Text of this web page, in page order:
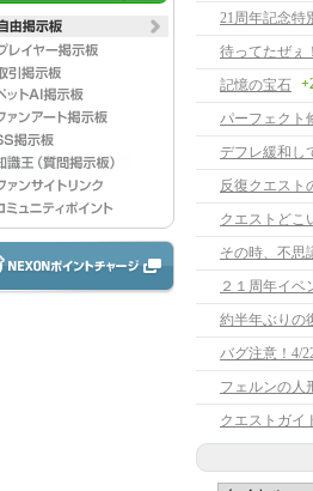
21周年記念特
待ってたぜぇ
記憶の宝石
パーフェクト
デフレ緩和し
クエストどこ
その時、不思
２１周年イベ
約半年ぶりの
バグ注意！4/
フェルンの人
クエストガイ